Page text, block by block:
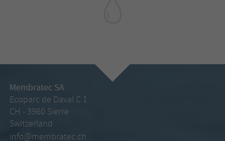
Membratec SA
Ecoparc de Daval C 1
CH - 3960 Sierre
Switzerland
info@membratec.ch